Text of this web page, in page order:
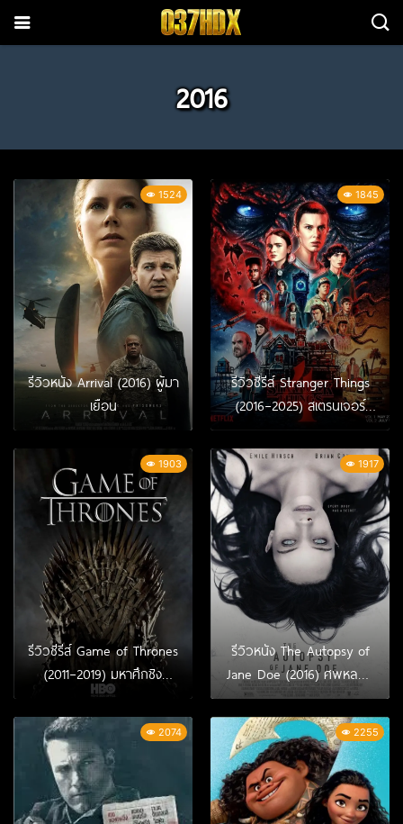
2016
1524
รีวิวหนัง Arrival (2016) ผู้มา
เยือน
1845
รีวิวซีรีส์ Stranger Things
(2016–2025) สเตรนเจอร์
ธิงส์
1903
รีวิวซีรีส์ Game of Thrones
(2011–2019) มหาศึกชิง
บัลลังก์
1917
รีวิวหนัง The Autopsy of
Jane Doe (2016) ศพหลอน
ซ่อนวิญญาณ
2074 2255